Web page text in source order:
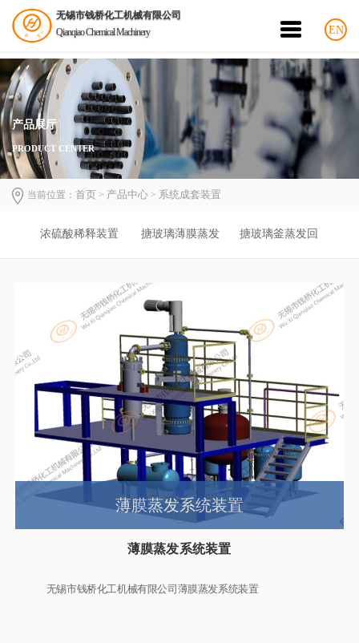
无锡市钱桥化工机械有限公司
Qianqiao Chemical Machinery
EN
产品展厅
PRODUCT CENTER
当前位置： 首页 > 产品中心 > 系统成套装置
浓硫酸稀释装置 搪玻璃薄膜蒸发
器试验装置
搪玻璃釜蒸发回
薄膜蒸发系统装置
薄膜蒸发系统装置
无锡市钱桥化工机械有限公司薄膜蒸发系统装置